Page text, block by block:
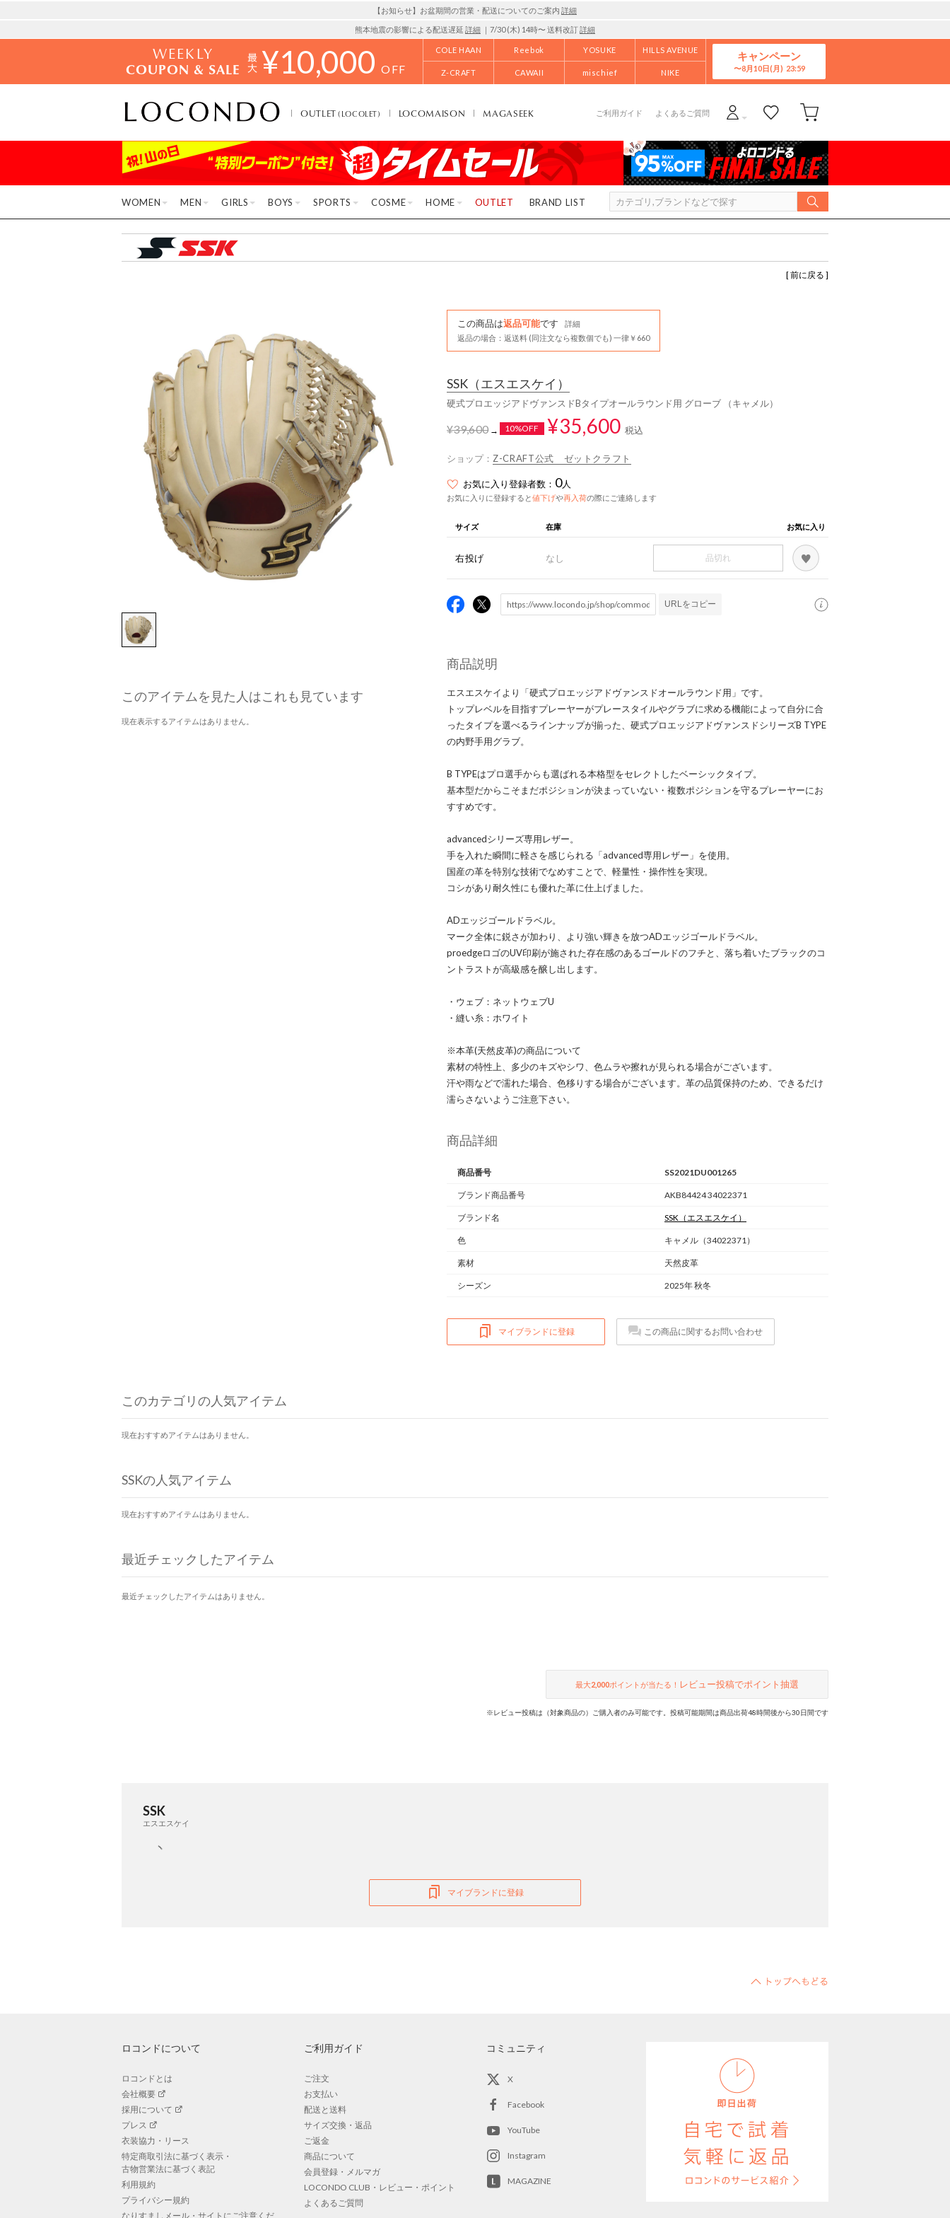
【お知らせ】お盆期間の営業・配送についてのご案内 詳細
熊本地震の影響による配送遅延 詳細 ｜7/30 (木) 14時〜 送料改訂詳細
WEEKLY
COUPON & SALE ¥10,000 OFF
COLE HAAN Reebok YOSUKE HILLS AVENUE
Z-CRAFT CAWAII mischief NIKE
キャンペーン
8月10日(月)
OUTLET(LOCOLET) LOCOMAISON MAGASEEK ご利用ガイド よくあるご質問
WOMEN MEN GIRLS BOYS SPORTS COSME HOME OUTLET BRAND LIST
[ 前に戻る ]
このアイテムを見た人はこれも見ています
現在表示するアイテムはありません。
この商品は返品可能です
詳細
返品の場合：返送料 (同注文なら複数個でも) 一律￥660
SSK （エスエスケイ）
硬式プロエッジアドヴァンスドBタイプオールラウンド用 グローブ （キャメル）
¥39,600→ 10%OFF ¥35,600 税込
ショップ： Z-CRAFT公式 ゼットクラフト
お気に入り登録者数： 0人
お気に入りに登録すると値下げや再入荷の際にご連絡します
サイズ 在庫 お気に入り
右投げ なし 品切れ
URLをコピー
商品説明
エスエスケイより「硬式プロエッジアドヴァンスドオールラウンド用」です。
トップレベルを目指すプレーヤーがプレースタイルやグラブに求める機能によって自分に合
ったタイプを選べるラインナップが揃った、硬式プロエッジアドヴァンスドシリーズB TYPE
の内野手用グラブ。
B TYPEはプロ選手からも選ばれる本格型をセレクトしたベーシックタイプ。
基本型だからこそまだポジションが決まっていない・複数ポジションを守るプレーヤーにお
すすめです。
advancedシリーズ専用レザー。
手を入れた瞬間に軽さを感じられる「advanced専用レザー」を使用。
国産の革を特別な技術でなめすことで、軽量性・操作性を実現。
コシがあり耐久性にも優れた革に仕上げました。
ADエッジゴールドラベル。
マーク全体に鋭さが加わり、より強い輝きを放つADエッジゴールドラベル。
proedgeロゴのUV印刷が施された存在感のあるゴールドのフチと、落ち着いたブラックのコ
ントラストが高級感を醸し出します。
・ウェブ：ネットウェブU
・縫い糸：ホワイト
※本革(天然皮革)の商品について
素材の特性上、多少のキズやシワ、色ムラや擦れが見られる場合がございます。
汗や雨などで濡れた場合、色移りする場合がございます。革の品質保持のため、できるだけ
濡らさないようご注意下さい。
商品詳細
商品番号 SS2021DU001265
ブランド商品番号 AKB84424 34022371
ブランド名 SSK （エスエスケイ）
色 キャメル（34022371）
素材 天然皮革
シーズン 2025年 秋冬
マイブランドに登録 この商品に関するお問い合わせ
このカテゴリの人気アイテム
現在おすすめアイテムはありません。
SSKの人気アイテム
現在おすすめアイテムはありません。
最近チェックしたアイテム
最近チェックしたアイテムはありません。
最大2,000ポイントが当たる！ レビュー投稿でポイント抽選
※レビュー投稿は（対象商品の）ご購入者のみ可能です。投稿可能期間は商品出荷48時間後から30日間です
SSK
エスエスケイ
マイブランドに登録
ロコンドについて
ロコンドとは
会社概要
採用について
プレス
衣装協力・リース
特定商取引法に基づく表示・
古物営業法に基づく表記
利用規約
プライバシー規約
なりすましメール・サイトにご注意くだ
ご利用ガイド
ご注文
お支払い
配送と送料
サイズ交換・返品
ご返金
商品について
会員登録・メルマガ
LOCONDO CLUB・レビュー・ポイント
よくあるご質問
コミュニティ
X
Facebook
YouTube
Instagram
MAGAZINE